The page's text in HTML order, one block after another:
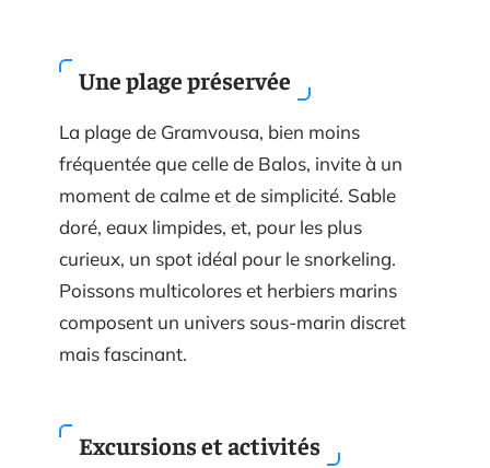
Une plage préservée
La plage de Gramvousa, bien moins
fréquentée que celle de Balos, invite à un
moment de calme et de simplicité. Sable
doré, eaux limpides, et, pour les plus
curieux, un spot idéal pour le snorkeling.
Poissons multicolores et herbiers marins
composent un univers sous-marin discret
mais fascinant.
Excursions et activités